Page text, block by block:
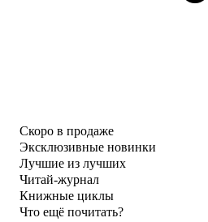
Скоро в продаже
Эксклюзивные новинки
Лучшие из лучших
Читай-журнал
Книжные циклы
Что ещё почитать?